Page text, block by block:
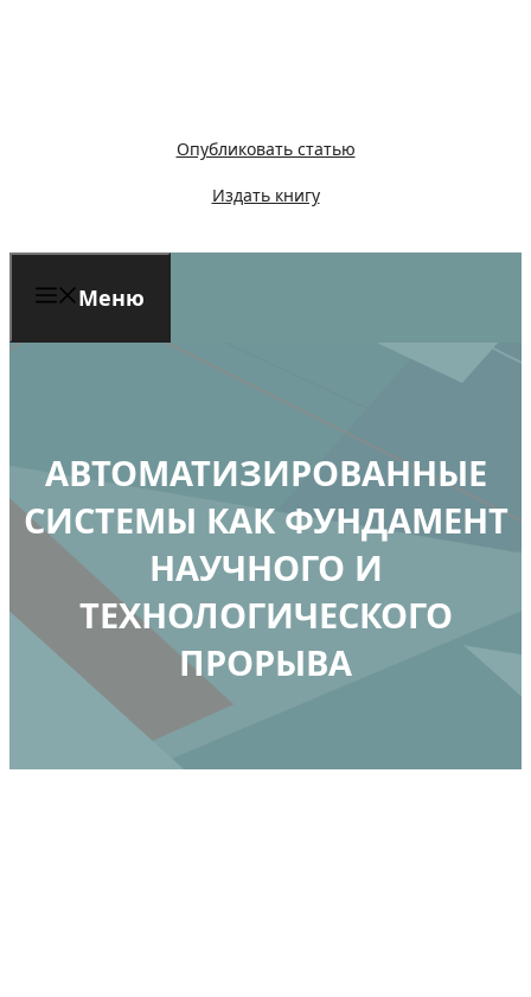
Опубликовать статью
Издать книгу
Меню
АВТОМАТИЗИРОВАННЫЕ
СИСТЕМЫ КАК ФУНДАМЕНТ
НАУЧНОГО И
ТЕХНОЛОГИЧЕСКОГО
ПРОРЫВА